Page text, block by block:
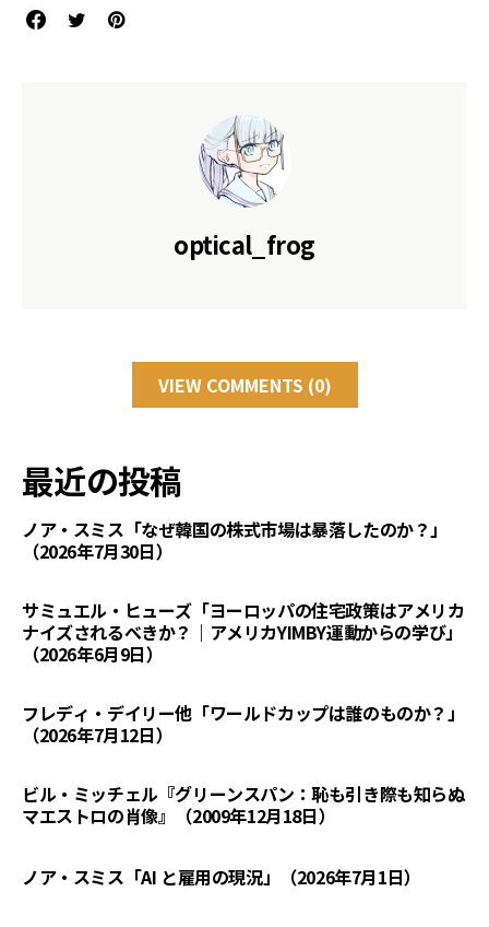
optical_frog
VIEW COMMENTS (0)
最近の投稿
ノア・スミス「なぜ韓国の株式市場は暴落したのか？」
（2026年7月30日）
サミュエル・ヒューズ「ヨーロッパの住宅政策はアメリカ
ナイズされるべきか？｜アメリカYIMBY運動からの学び」
（2026年6月9日）
フレディ・デイリー他「ワールドカップは誰のものか？」
（2026年7月12日）
ビル・ミッチェル『グリーンスパン：恥も引き際も知らぬ
マエストロの肖像』（2009年12月18日）
ノア・スミス「AI と雇用の現況」（2026年7月1日）